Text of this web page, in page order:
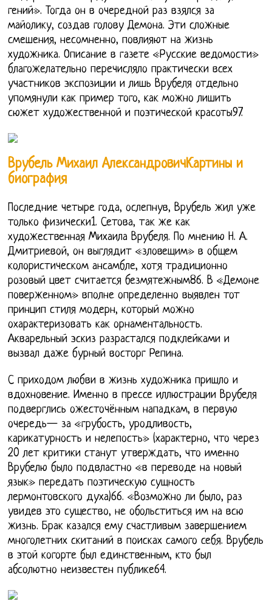
гений». Тогда он в очередной раз взялся за
майолику, создав голову Демона. Эти сложные
смешения, несомненно, повлияют на жизнь
художника. Описание в газете «Русские ведомости»
благожелательно перечисляло практически всех
участников экспозиции и лишь Врубеля отдельно
упомянули как пример того, как можно лишить
сюжет художественной и поэтической красоты97.
Врубель Михаил АлександровичКартины и
биография
Последние четыре года, ослепнув, Врубель жил уже
только физически1. Сетова, так же как
художественная Михаила Врубеля. По мнению Н. А.
Дмитриевой, он выглядит «зловещим» в общем
колористическом ансамбле, хотя традиционно
розовый цвет считается безмятежным86. В «Демоне
поверженном» вполне определенно выявлен тот
принцип стиля модерн, который можно
охарактеризовать как орнаментальность.
Акварельный эскиз разрастался подклейками и
вызвал даже бурный восторг Репина.
С приходом любви в жизнь художника пришло и
вдохновение. Именно в прессе иллюстрации Врубеля
подверглись ожесточённым нападкам, в первую
очередь— за «грубость, уродливость,
карикатурность и нелепость» (характерно, что через
20 лет критики станут утверждать, что именно
Врубелю было подвластно «в переводе на новый
язык» передать поэтическую сущность
лермонтовского духа)66. «Возможно ли было, раз
увидев это существо, не обольститься им на всю
жизнь. Брак казался ему счастливым завершением
многолетних скитаний в поисках самого себя. Врубель
в этой когорте был единственным, кто был
абсолютно неизвестен публике64.